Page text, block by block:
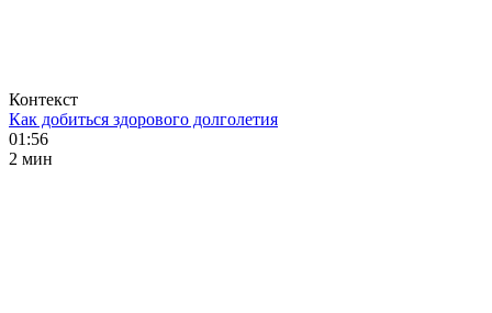
Контекст
Как добиться здорового долголетия
01:56
2 мин